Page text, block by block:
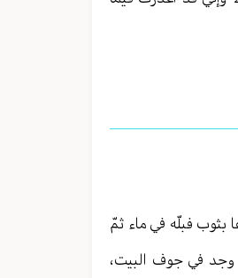
بثوب فبلّه في ماء ثمّ
وجد في جوف البيت،